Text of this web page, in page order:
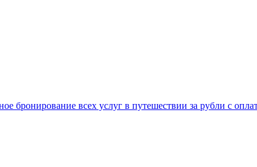
бронирование всех услуг в путешествии за рубли с